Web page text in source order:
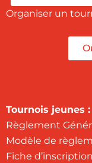
Organiser un
Tournois jeunes :
Règlement
Modèle de
Fiche